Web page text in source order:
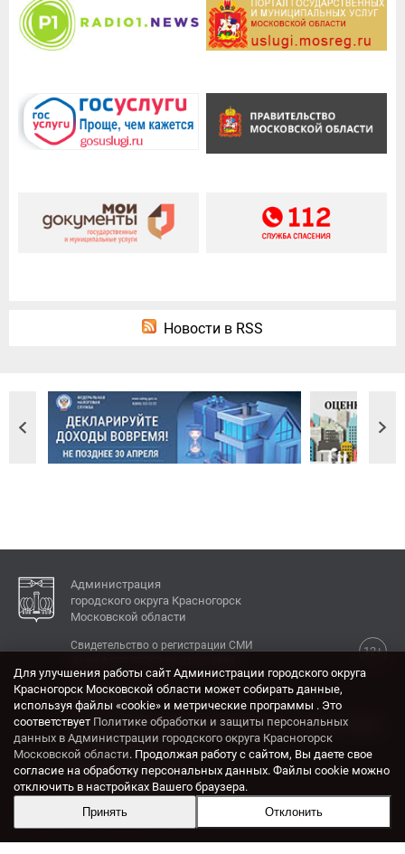
Новости в RSS
Администрация
городского округа Красногорск
Московской области
12+
Свидетельство о регистрации СМИ
КОНТАКТЫ
Адрес: 143404, Московская область, г. Красногорск,
ул. Ленина, дом 4.
Электронная почта:
krasrn@mosreg.ru
Разработка и поддержка сайта ADN
Для улучшения работы сайт Администрации городского округа
Красногорск Московской области может собирать данные,
используя файлы «cookie» и метрические программы . Это
соответствует Политике обработки и защиты персональных
данных в Администрации городского округа Красногорск
Московской области. Продолжая работу с сайтом, Вы даете свое
согласие на обработку персональных данных. Файлы cookie можно
отключить в настройках Вашего браузера.
Принять
Отклонить